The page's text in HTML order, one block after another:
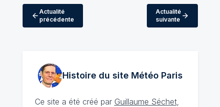
Actualité
précédente
Actualité
suivante
Histoire du site MétéoParis
Ce site a été créé par Guillaume Séchet,